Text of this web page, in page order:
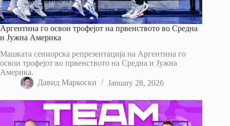
Аргентина го освои трофејот на првенството во Средна
и Јужна Америка
Машката сениорска репрезентација на Аргентина го
освои трофејот во првенството на Средна и Јужна
Америка.
Давид Маркоски
January 28, 2026